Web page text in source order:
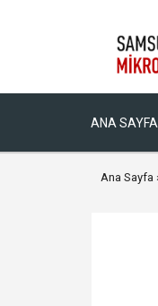
ANA SAYFA
Ana Sayfa